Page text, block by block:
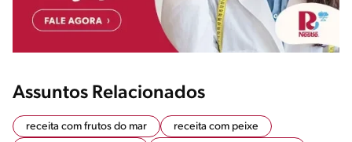
Assuntos Relacionados
receita com frutos do mar
receita com peixe